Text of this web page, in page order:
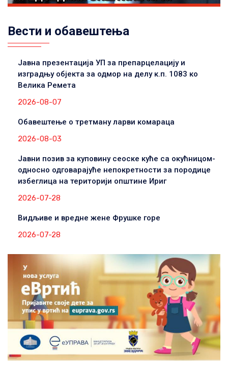
Вести и обавештења
Јавна презентација УП за препарцелацију и
изградњу објекта за одмор на делу к.п. 1083 ко
Велика Ремета
2026-08-07
Обавештење о третману ларви комараца
2026-08-03
Јавни позив за куповину сеоске куће са окућницом-
односно одговарајуће непокретности за породице
избеглица на територији општине Ириг
2026-07-28
Видљиве и вредне жене Фрушке горе
2026-07-28